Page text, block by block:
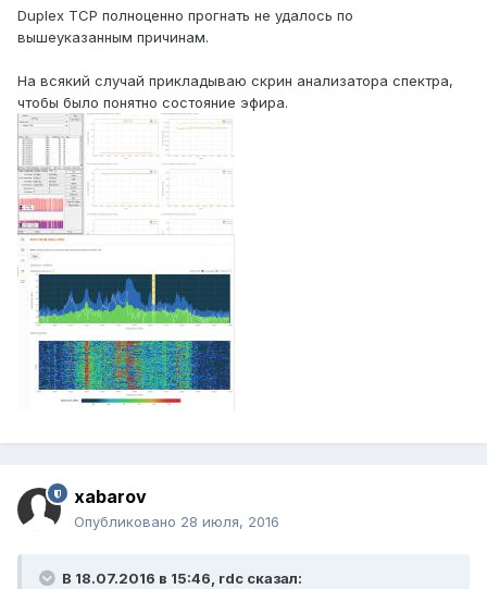
Duplex TCP полноценно прогнать не удалось по
вышеуказанным причинам.
На всякий случай прикладываю скрин анализатора спектра,
чтобы было понятно состояние эфира.
xabarov
Опубликовано 28 июля, 2016
В 18.07.2016 в 15:46, rdc сказал: